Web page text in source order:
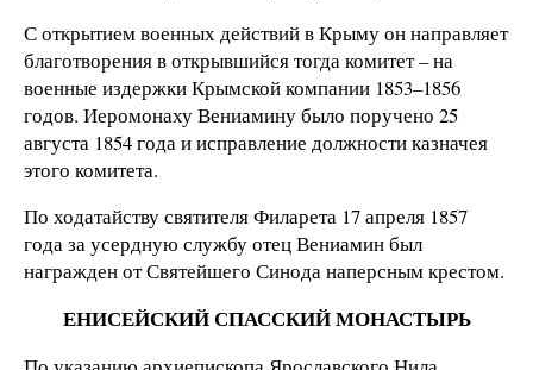
С открытием военных действий в Крыму он направляет
благотворения в открывшийся тогда комитет – на
военные издержки Крымской компании 1853–1856
годов. Иеромонаху Вениамину было поручено 25
августа 1854 года и исправление должности казначея
этого комитета.
По ходатайству святителя Филарета 17 апреля 1857
года за усердную службу отец Вениамин был
награжден от Святейшего Синода наперсным крестом.
ЕНИСЕЙСКИЙ СПАССКИЙ МОНАСТЫРЬ